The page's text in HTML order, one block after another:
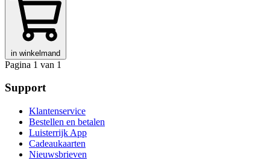
in winkelmand
Pagina 1 van 1
Support
Klantenservice
Bestellen en betalen
Luisterrijk App
Cadeaukaarten
Nieuwsbrieven